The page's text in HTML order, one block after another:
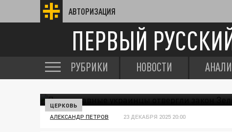
АВТОРИЗАЦИЯ
ПЕРВЫЙ
РУБРИКИ НОВОСТИ
ЦЕРКОВЬ
АЛЕКСАНДР ПЕТРОВ 23 ДЕКАБРЯ 2025 20:00